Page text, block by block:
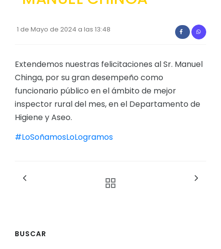
1 de Mayo de 2024 a las 13:48
Extendemos nuestras felicitaciones al Sr. Manuel
Chinga, por su gran desempeño como
funcionario público en el ámbito de mejor
inspector rural del mes, en el Departamento de
Higiene y Aseo.
#LoSoñamosLoLogramos
BUSCAR